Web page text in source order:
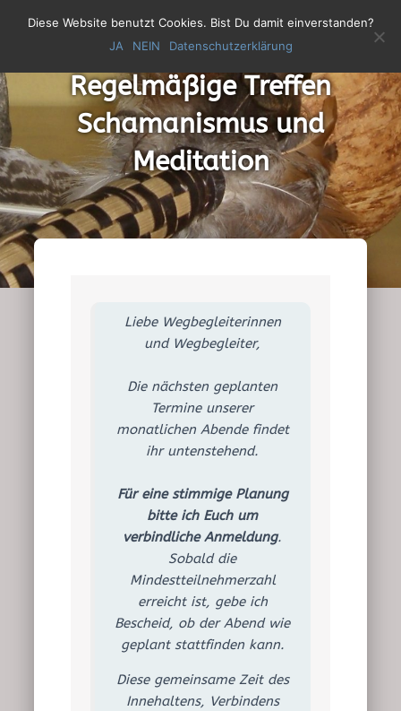
V
I
G
A
T
I
O
N
U
Regelmäßige Treffen
Schamanismus und
Meditation
Liebe Wegbegleiterinnen
und Wegbegleiter,
Die nächsten geplanten
Termine unserer
monatlichen Abende findet
ihr untenstehend.
Für eine stimmige Planung
bitte ich Euch um
verbindliche Anmeldung.
Sobald die
Mindestteilnehmerzahl
erreicht ist, gebe ich
Bescheid, ob der Abend wie
geplant stattfinden kann.
Diese gemeinsame Zeit des
Innehaltens, Verbindens
Diese Website benutzt Cookies. Bist Du damit einverstanden?
JA
NEIN Datenschutzerklärung